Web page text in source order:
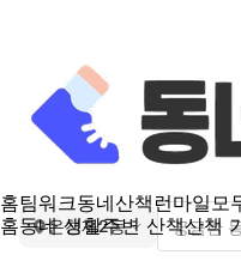
홈팀워크동네산책 런마일모
홈동네 생활주변 산책산책
온천제2동